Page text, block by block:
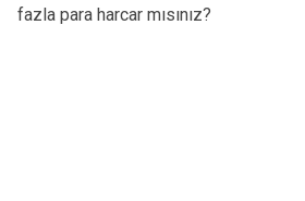
fazla para harcar mısınız?